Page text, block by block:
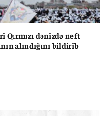
Qırmızı dənizdə neft
alındığını bildirib